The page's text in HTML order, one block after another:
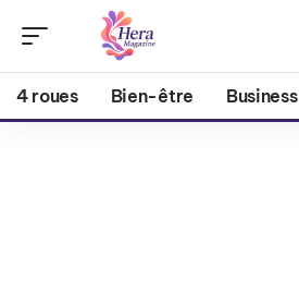
4 roues Bien-être Business